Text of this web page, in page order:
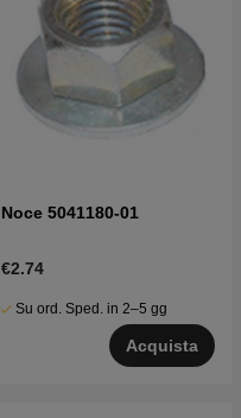
Noce 5041180-01
€2.74
Su ord. Sped. in 2–5 gg
Acquista